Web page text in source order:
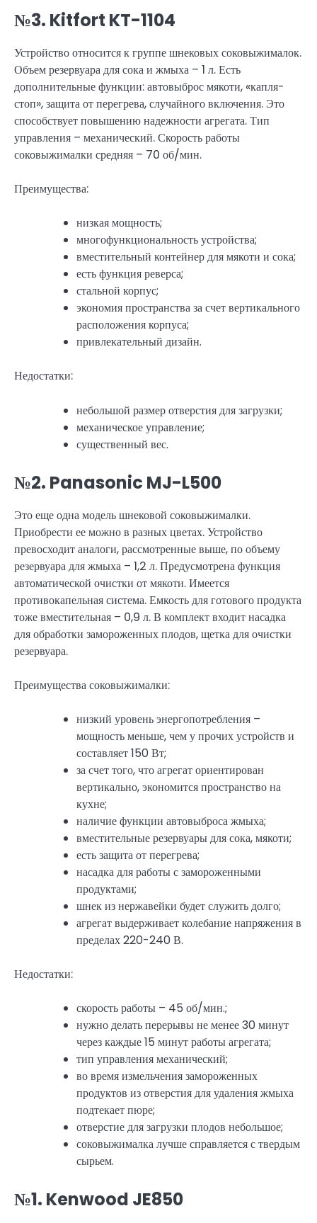
№3. Kitfort KT-1104
Устройство относится к группе шнековых соковыжималок.
Объем резервуара для сока и жмыха – 1 л. Есть
дополнительные функции: автовыброс мякоти, «капля-
стоп», защита от перегрева, случайного включения. Это
способствует повышению надежности агрегата. Тип
управления – механический. Скорость работы
соковыжималки средняя – 70 об/мин.
Преимущества:
низкая мощность;
многофункциональность устройства;
вместительный контейнер для мякоти и сока;
есть функция реверса;
стальной корпус;
экономия пространства за счет вертикального
расположения корпуса;
привлекательный дизайн.
Недостатки:
небольшой размер отверстия для загрузки;
механическое управление;
существенный вес.
№2. Panasonic MJ-L500
Это еще одна модель шнековой соковыжималки.
Приобрести ее можно в разных цветах. Устройство
превосходит аналоги, рассмотренные выше, по объему
резервуара для жмыха – 1,2 л. Предусмотрена функция
автоматической очистки от мякоти. Имеется
противокапельная система. Емкость для готового продукта
тоже вместительная – 0,9 л. В комплект входит насадка
для обработки замороженных плодов, щетка для очистки
резервуара.
Преимущества соковыжималки:
низкий уровень энергопотребления –
мощность меньше, чем у прочих устройств и
составляет 150 Вт;
за счет того, что агрегат ориентирован
вертикально, экономится пространство на
кухне;
наличие функции автовыброса жмыха;
вместительные резервуары для сока, мякоти;
есть защита от перегрева;
насадка для работы с замороженными
продуктами;
шнек из нержавейки будет служить долго;
агрегат выдерживает колебание напряжения в
пределах 220-240 В.
Недостатки:
скорость работы – 45 об/мин.;
нужно делать перерывы не менее 30 минут
через каждые 15 минут работы агрегата;
тип управления механический;
во время измельчения замороженных
продуктов из отверстия для удаления жмыха
подтекает пюре;
отверстие для загрузки плодов небольшое;
соковыжималка лучше справляется с твердым
сырьем.
№1. Kenwood JE850